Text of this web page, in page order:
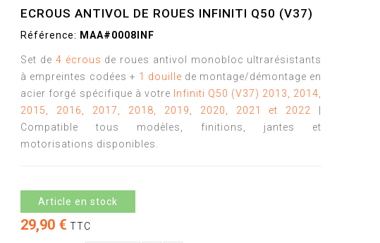
ECROUS ANTIVOL DE ROUES INFINITI Q50 (V37)
Référence: MAA#0008INF
Set de 4 écrous de roues antivol monobloc ultrarésistants
à empreintes codées + 1 douille de montage/démontage en
acier forgé spécifique à votre
Infiniti Q50 (V37) 2013, 2014,
2015, 2016, 2017, 2018, 2019, 2020, 2021 et 2022
Compatible tous modèles, finitions, jantes et
motorisations disponibles.
Article en stock
29,90 € TTC